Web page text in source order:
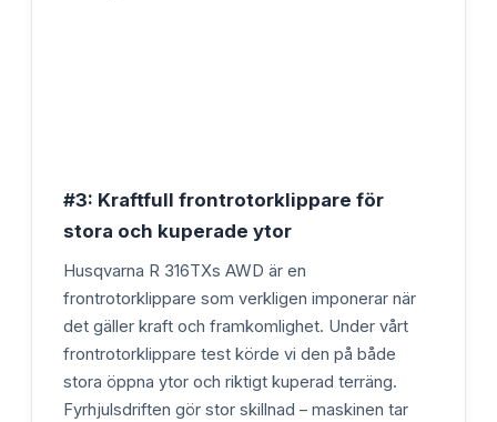
#3: Kraftfull frontrotorklippare för
stora och kuperade ytor
Husqvarna R 316TXs AWD är en
frontrotorklippare som verkligen imponerar när
det gäller kraft och framkomlighet. Under vårt
frontrotorklippare test körde vi den på både
stora öppna ytor och riktigt kuperad terräng.
Fyrhjulsdriften gör stor skillnad – maskinen tar